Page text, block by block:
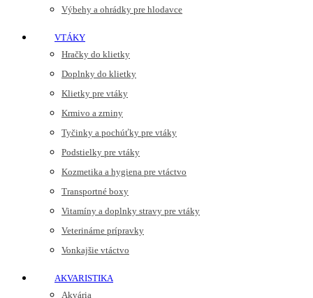
Výbehy a ohrádky pre hlodavce
VTÁKY
Hračky do klietky
Doplnky do klietky
Klietky pre vtáky
Krmivo a zrniny
Tyčinky a pochúťky pre vtáky
Podstielky pre vtáky
Kozmetika a hygiena pre vtáctvo
Transportné boxy
Vitamíny a doplnky stravy pre vtáky
Veterinárne prípravky
Vonkajšie vtáctvo
AKVARISTIKA
Akvária